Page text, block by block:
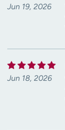
Jun 19, 2026
Jun 18, 2026